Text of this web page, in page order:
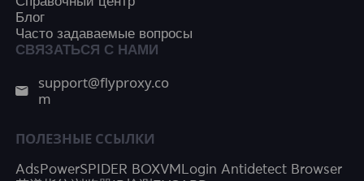
Блог
Часто задаваемые вопросы
СВЯЗАТЬСЯ С НАМИ
support@flyproxy.co
m
ПОЛЕЗНЫЕ ССЫЛКИ
AdsPowerSPIDER BOXVMLogin Antidetect Browser